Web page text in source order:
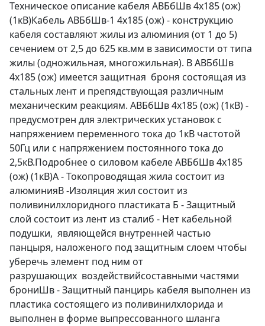
Техническое описание кабеля АВБбШв 4х185 (ож)
(1кВ)Кабель АВБбШв-1 4х185 (ож) - конструкцию
кабеля составляют жилы из алюминия (от 1 до 5)
сечением от 2,5 до 625 кв.мм в зависимости от типа
жилы (одножильная, многожильная). В АВБбШв
4х185 (ож) имеется защитная броня состоящая из
стальных лент и препядствующая различным
механическим реакциям. АВБбШв 4х185 (ож) (1кВ) -
предусмотрен для электрических установок с
напряжением переменного тока до 1кВ частотой
50Гц или с напряжением постоянного тока до
2,5кВ.Подробнее о силовом кабеле АВБбШв 4х185
(ож) (1кВ)А - Токопроводящая жила состоит из
алюминияВ -Изоляция жил состоит из
поливинилхлоридного пластиката Б - Защитный
слой состоит из лент из сталиб - Нет кабельной
подушки, являющейся внутренней частью
панцыря, наложеного под защитным слоем чтобы
уберечь элемент под ним от
разрушающих воздействийсоставными частями
брониШв - Защитный панцирь кабеля выполнен из
пластика состоящего из поливинилхлорида и
выполнен в форме выпрессованного шланга